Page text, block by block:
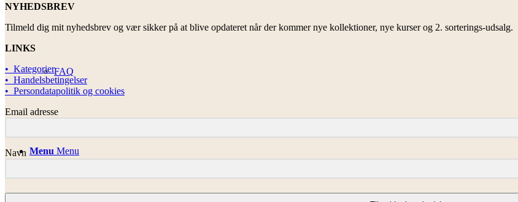
FAQ
Menu Menu
NYHEDSBREV
Tilmeld dig mit nyhedsbrev og vær sikker på at blive opdateret når der kommer nye kollektioner, nye kurser og 2. sorterings-udsalg.
LINKS
• Kategorier
• Handelsbetingelser
• Persondatapolitik og cookies
Email adresse
Navn